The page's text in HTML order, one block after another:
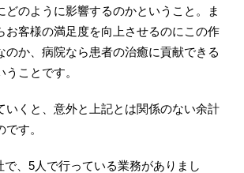
どのように影響するのかということ。ま
お客様の満足度を向上させるのにこの作
のか、病院なら患者の治癒に貢献できる
ことです。
いくと、意外と上記とは関係のない余計
す。
で、5人で行っている業務がありまし